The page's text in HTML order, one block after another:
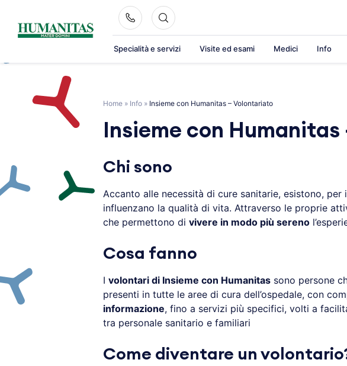
content
Specialità e servizi Visite ed esami Medici Info
Home » Info » Insieme con Humanitas – Volontariato
Insieme con
Chi sono
Accanto alle necessità di cure sanitarie, esistono,
influenzano la qualità di vita. Attraverso le proprie
che permettono di vivere in modo più sereno
Cosa fanno
I volontari di Insieme con Humanitas sono persone
presenti in tutte le aree di cura dell’ospedale, con
informazione, fino a servizi più specifici, volti a
tra personale sanitario e familiari
Come diventare un